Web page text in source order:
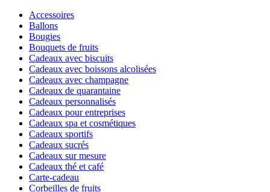
Accessoires
Ballons
Bougies
Bouquets de fruits
Cadeaux avec biscuits
Cadeaux avec boissons alcolisées
Cadeaux avec champagne
Cadeaux de quarantaine
Cadeaux personnalisés
Cadeaux pour entreprises
Cadeaux spa et cosmétiques
Cadeaux sportifs
Cadeaux sucrés
Cadeaux sur mesure
Cadeaux thé et café
Carte-cadeau
Corbeilles de fruits